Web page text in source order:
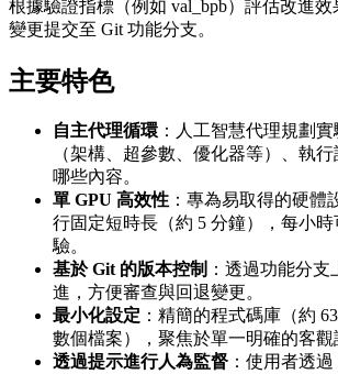
根據驗證指標（例如 val_bpb）評估改進
變更提交至 Git 功能分支。
主要特色
自主代理循環 ：人工智慧代理規劃
（架構、超參數、優化器等）、執
哪些內容。
單 GPU 高效性 ：專為易取得的硬體
行固定短時長（約 5 分鐘），每小
驗。
基於 Git 的版本控制 ：透過功能分
進，方便審查與回退變更。
最小化設定 ：精簡的程式碼庫（約
數個檔案），聚焦於單一明確的客觀
透過提示進行人為監督 ：使用者透